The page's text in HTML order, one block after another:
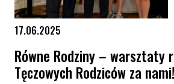
17.06.2025
Równe Rodziny – warsztaty
Tęczowych Rodziców za nami!